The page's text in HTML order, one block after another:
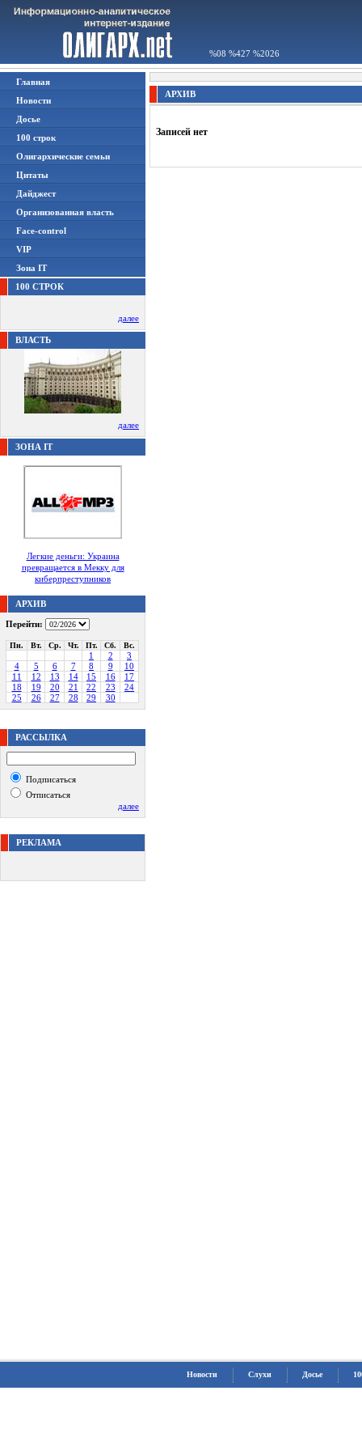
%08 %427 %2026
Главная
Новости
Досье
100 строк
Олигархические семьи
Цитаты
Дайджест
Организованная власть
Face-control
VIP
Зона IT
100 СТРОК
далее
ВЛАСТЬ
далее
ЗОНА IT
Легкие деньги: Украина
превращается в Мекку для
киберпреступников
АРХИВ
Перейти:
Пн. Вт. Ср. Чт. Пт. Сб. Вс.
1 2
3
4
5 6 7 8 9
10
11
12 13 14 15 16
17
18
19 20 21 22 23
24
25
26 27 28 29 30
РАССЫЛКА
Подписаться
Отписаться
далее
РЕКЛАМА
АРХИВ
Записей нет
Новости Слухи Досье